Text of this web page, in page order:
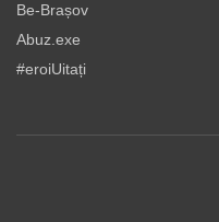
Be-Brașov
Abuz.exe
#eroiUitați